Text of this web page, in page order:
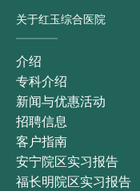
关于红玉综合医院
介绍
专科介绍
新闻与优惠活动
招聘信息
客户指南
安宁院区实习报告
福长明院区实习报告